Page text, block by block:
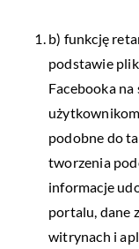
b) funkcję
podstawie
Facebooka
podobne do
tworzenia
informacje
portalu, dane
witrynach i